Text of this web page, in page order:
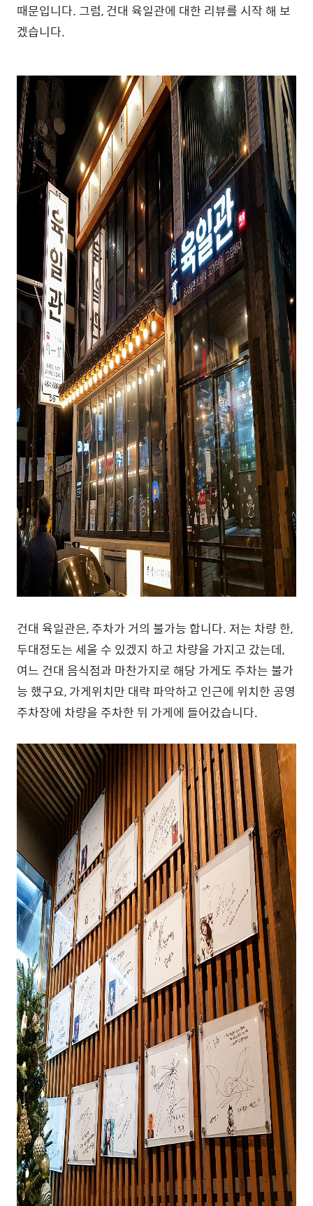
때문입니다. 그럼, 건대 육일관에 대한 리뷰를 시작 해 보
겠습니다.
건대 육일관은, 주차가 거의 불가능 합니다. 저는 차량 한,
두대정도는 세울 수 있겠지 하고 차량을 가지고 갔는데,
여느 건대 음식점과 마찬가지로 해당 가게도 주차는 불가
능 했구요, 가게위치만 대략 파악하고 인근에 위치한 공영
주차장에 차량을 주차한 뒤 가게에 들어갔습니다.